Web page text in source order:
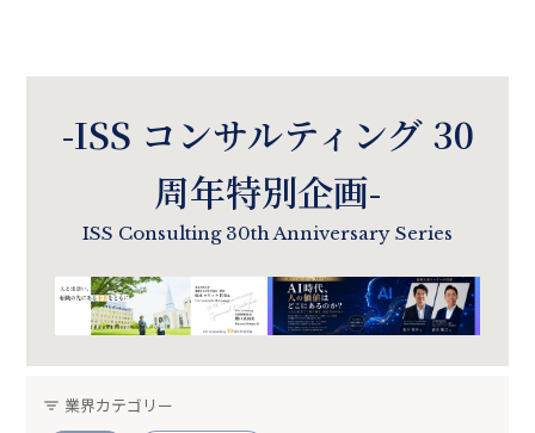
-ISS コンサルティング 30
周年特別企画-
ISS Consulting 30th Anniversary Series
業界カテゴリー